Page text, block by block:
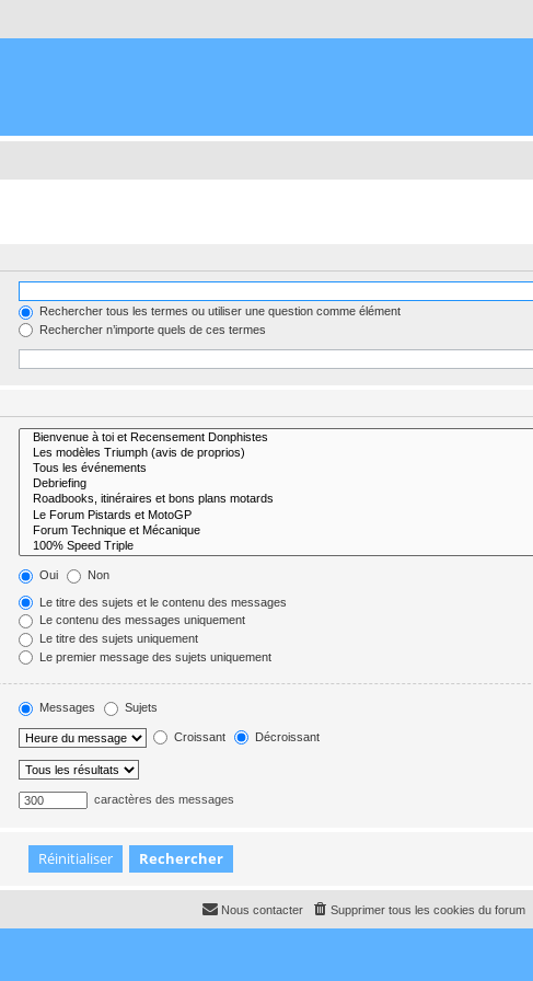
Rechercher tous les termes ou utiliser une question comme élément
Rechercher n’importe quels de ces termes
Oui Non
Le titre des sujets et le contenu des messages
Le contenu des messages uniquement
Le titre des sujets uniquement
Le premier message des sujets uniquement
Messages Sujets
Croissant Décroissant
caractères des messages
Supprimer tous les cookies du forum
Nous contacter